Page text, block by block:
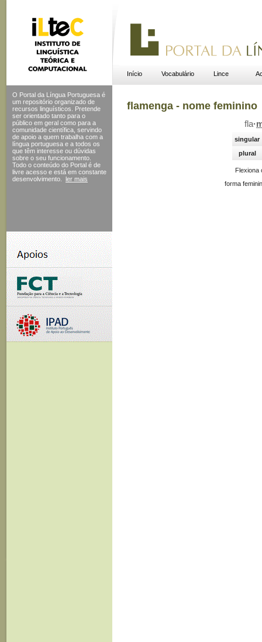
Início Vocabulário Lince
O Portal da Língua Portuguesa é
um repositório organizado de
recursos linguísticos. Pretende
ser orientado tanto para o
público em geral como para a
comunidade científica, servindo
de apoio a quem trabalha com a
língua portuguesa e a todos os
que têm interesse ou dúvidas
sobre o seu funcionamento.
Todo o conteúdo do Portal é de
livre acesso e está em constante
desenvolvimento.
ler mais
flamenga - nome feminino
fla·
singular
plural
Flexiona
forma